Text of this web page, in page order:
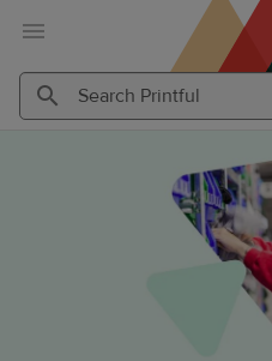
Hauptinhalt
Printful
Hilfecenter